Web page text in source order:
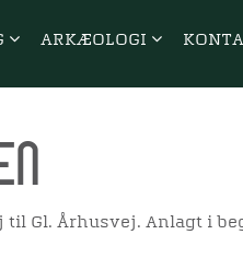
ARKÆOLOGI
Gl. Århusvej. Anlagt i